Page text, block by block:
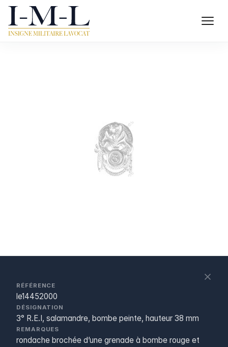
RÉFÉRENCE
le14452000
DÉSIGNATION
3° R.E.I, salamandre, bombe peinte, hauteur 38 mm
REMARQUES
rondache brochée d’une grenade à bombe rouge et